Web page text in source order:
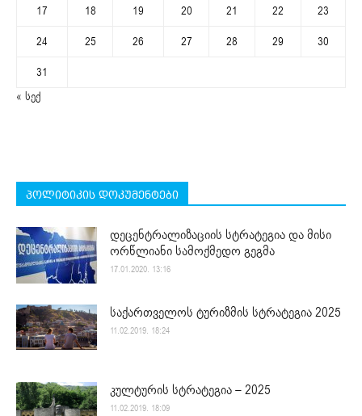
17
18 19 20 21 22
23
24
25 26 27 28 29
30
31
« სექ
პოლიტიკის დოკუმენტები
დეცენტრალიზაციის სტრატეგია და მისი
ორწლიანი სამოქმედო გეგმა
17.01.2020. 13:16
საქართველოს ტურიზმის სტრატეგია 2025
11.02.2019. 18:24
კულტურის სტრატეგია – 2025
11.02.2019. 18:09